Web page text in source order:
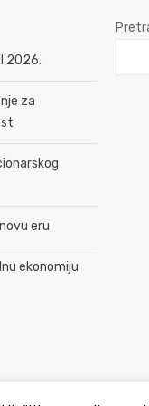
2026.
za
eru
ekonomiju